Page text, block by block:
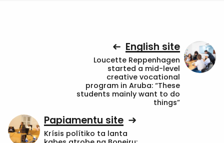
English site
Loucette Reppenhagen
started a mid-level
creative vocational
program in Aruba: “These
students mainly want to do
things”
Papiamentu site
Krísis polítiko ta lanta